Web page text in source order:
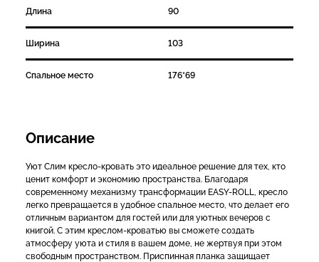
Длина 90
Ширина 103
Спальное место 176*69
Описание
Уют Слим кресло-кровать это идеальное решение для тех, кто
ценит комфорт и экономию пространства. Благодаря
современному механизму трансформации EASY-ROLL, кресло
легко превращается в удобное спальное место, что делает его
отличным вариантом для гостей или для уютных вечеров с
книгой. С этим креслом-кроватью вы сможете создать
атмосферу уюта и стиля в вашем доме, не жертвуя при этом
свободным пространством. Приспинная планка защищает